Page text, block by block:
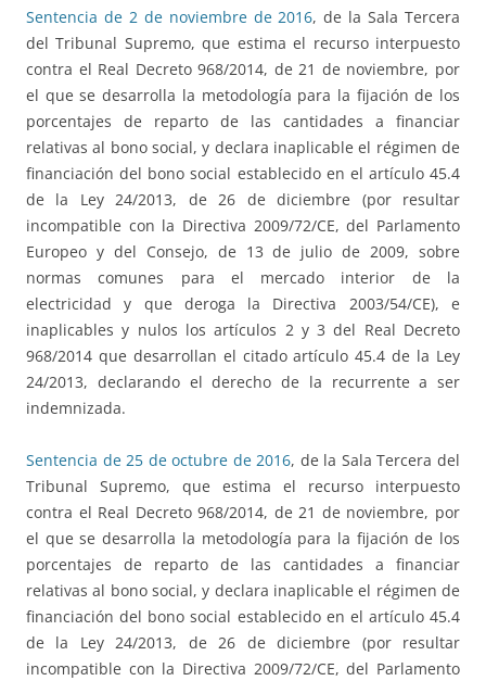
Sentencia de 2 de noviembre de 2016, de la Sala Tercera
del Tribunal Supremo, que estima el recurso interpuesto
contra el Real Decreto 968/2014, de 21 de noviembre, por
el que se desarrolla la metodología para la fijación de los
porcentajes de reparto de las cantidades a financiar
relativas al bono social, y declara inaplicable el régimen de
financiación del bono social establecido en el artículo 45.4
de la Ley 24/2013, de 26 de diciembre (por resultar
incompatible con la Directiva 2009/72/CE, del Parlamento
Europeo y del Consejo, de 13 de julio de 2009, sobre
normas comunes para el mercado interior de la
electricidad y que deroga la Directiva 2003/54/CE), e
inaplicables y nulos los artículos 2 y 3 del Real Decreto
968/2014 que desarrollan el citado artículo 45.4 de la Ley
24/2013, declarando el derecho de la recurrente a ser
indemnizada.
Sentencia de 25 de octubre de 2016, de la Sala Tercera del
Tribunal Supremo, que estima el recurso interpuesto
contra el Real Decreto 968/2014, de 21 de noviembre, por
el que se desarrolla la metodología para la fijación de los
porcentajes de reparto de las cantidades a financiar
relativas al bono social, y declara inaplicable el régimen de
financiación del bono social establecido en el artículo 45.4
de la Ley 24/2013, de 26 de diciembre (por resultar
incompatible con la Directiva 2009/72/CE, del Parlamento